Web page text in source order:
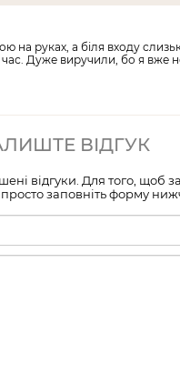
на руках, а біля входу
час. Дуже виручили, бо я вже
ВІДГУК
відгуки. Для того, щоб
просто заповніть форму